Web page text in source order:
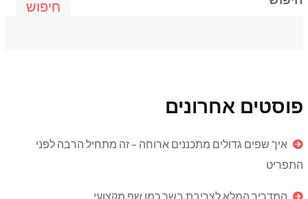
חיפוש
פוסטים אחרונים
איך שפים גדולים מתכננים ארוחה – זה מתחיל הרבה לפני
התפריט